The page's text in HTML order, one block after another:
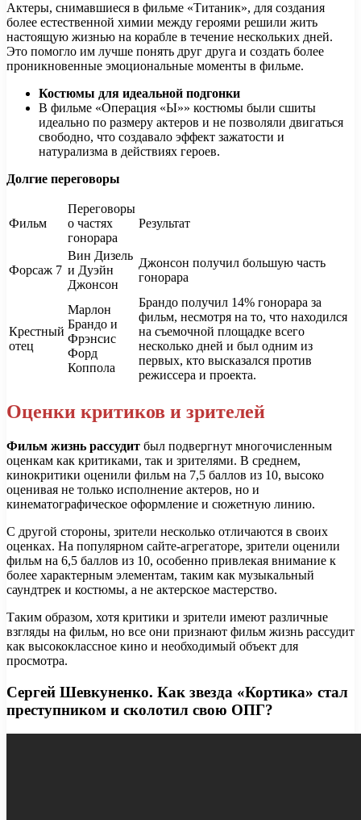
Актеры, снимавшиеся в фильме «Титаник», для создания
более естественной химии между героями решили жить
настоящую жизнью на корабле в течение нескольких дней.
Это помогло им лучше понять друг друга и создать более
проникновенные эмоциональные моменты в фильме.
Костюмы для идеальной подгонки
В фильме «Операция «Ы»» костюмы были сшиты
идеально по размеру актеров и не позволяли двигаться
свободно, что создавало эффект зажатости и
натурализма в действиях героев.
Долгие переговоры
Фильм
Переговоры
о частях
гонорара
Результат
Форсаж 7
Вин Дизель
и Дуэйн
Джонсон
Джонсон получил большую часть
гонорара
Крестный
отец
Марлон
Брандо и
Фрэнсис
Форд
Коппола
Брандо получил 14% гонорара за
фильм, несмотря на то, что находился
на съемочной площадке всего
несколько дней и был одним из
первых, кто высказался против
режиссера и проекта.
Оценки критиков и зрителей
Фильм жизнь рассудит был подвергнут многочисленным
оценкам как критиками, так и зрителями. В среднем,
кинокритики оценили фильм на 7,5 баллов из 10, высоко
оценивая не только исполнение актеров, но и
кинематографическое оформление и сюжетную линию.
С другой стороны, зрители несколько отличаются в своих
оценках. На популярном сайте-агрегаторе, зрители оценили
фильм на 6,5 баллов из 10, особенно привлекая внимание к
более характерным элементам, таким как музыкальный
саундтрек и костюмы, а не актерское мастерство.
Таким образом, хотя критики и зрители имеют различные
взгляды на фильм, но все они признают фильм жизнь рассудит
как высококлассное кино и необходимый объект для
просмотра.
Сергей Шевкуненко. Как звезда «Кортика» стал
преступником и сколотил свою ОПГ?